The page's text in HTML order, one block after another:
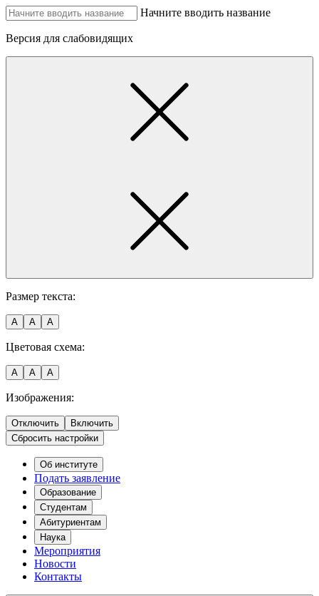
Начните вводить название
Версия для слабовидящих
Размер текста:
A A A
Цветовая схема:
A A A
Изображения:
Отключить
Включить
Сбросить настройки
Об институте
Подать заявление
Образование
Студентам
Абитуриентам
Наука
Мероприятия
Новости
Контакты